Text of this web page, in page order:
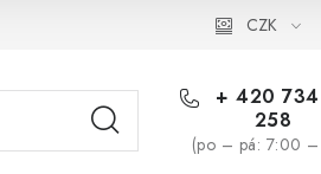
CZK
+ 420
258
(po – pá: 7:00